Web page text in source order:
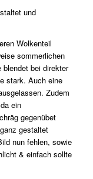
und
Wolkenteil
sommerlichen
bei direkter
stark. Auch eine
Zudem
ein
gegenübet
gestaltet
nun fehlen, sowie
& einfach sollte